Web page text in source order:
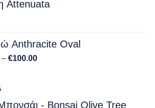
Attenuata
Anthracite Oval
– €100.00Price
€100.00
- Bonsai Olive Tree